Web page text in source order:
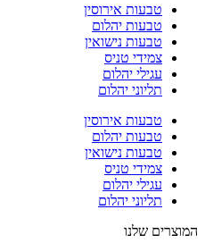
טבעות אירוסין
טבעות יהלום
טבעות נישואין
צמידי טניס
עגילי יהלום
תליוני יהלום
טבעות אירוסין
טבעות יהלום
טבעות נישואין
צמידי טניס
עגילי יהלום
תליוני יהלום
המוצרים שלנו